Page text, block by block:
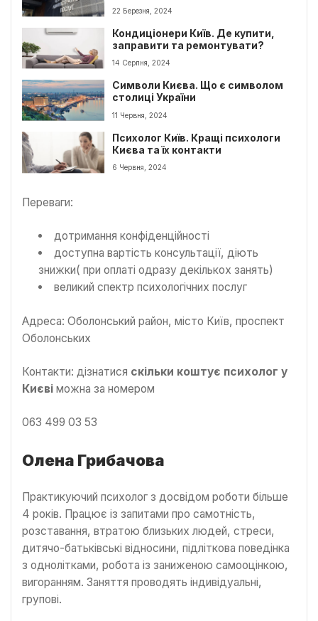
22 Березня, 2024
Кондиціонери Київ. Де купити,
заправити та ремонтувати?
14 Серпня, 2024
Символи Києва. Що є символом
столиці України
11 Червня, 2024
Психолог Київ. Кращі психологи
Києва та їх контакти
6 Червня, 2024
Переваги:
дотримання конфіденційності
доступна вартість консультації, діють
знижки( при оплаті одразу декількох занять)
великий спектр психологічних послуг
Адреса: Оболонський район, місто Київ, проспект
Оболонських
Контакти: дізнатися скільки коштує психолог у
Києві можна за номером
063 499 03 53
Олена Грибачова
Практикуючий психолог з досвідом роботи більше
4 років. Працює із запитами про самотність,
розставання, втратою близьких людей, стреси,
дитячо-батьківські відносини, підліткова поведінка
з однолітками, робота із заниженою самооцінкою,
вигоранням. Заняття проводять індивідуальні,
групові.